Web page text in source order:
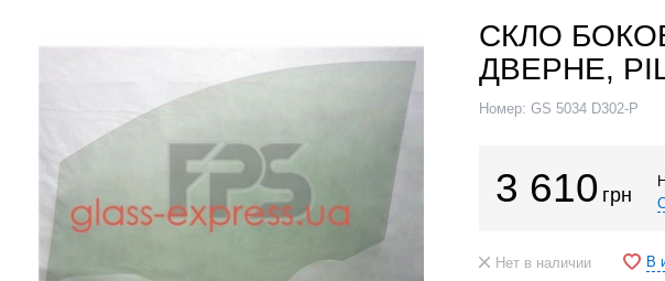
СКЛО
ДВЕРНЕ,
Номер: GS 5034 D302-P
3 610 грн
Нет в наличии В